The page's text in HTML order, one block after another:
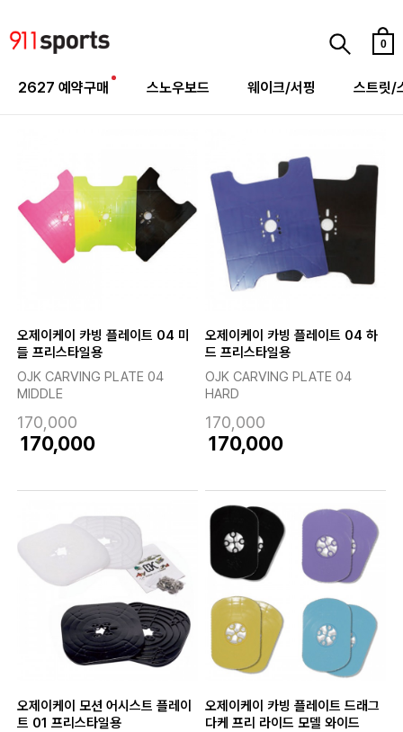
0
2627 예약구매 스노우보드 웨이크/서핑 스트릿/
오제이케이 카빙 플레이트 04 미
들 프리스타일용
OJK CARVING PLATE 04
MIDDLE
170,000
170,000
오제이케이 카빙 플레이트 04 하
드 프리스타일용
OJK CARVING PLATE 04
HARD
170,000
170,000
오제이케이 모션 어시스트 플레이
트 01 프리스타일용
오제이케이 카빙 플레이트 드래그
다케 프리 라이드 모델 와이드